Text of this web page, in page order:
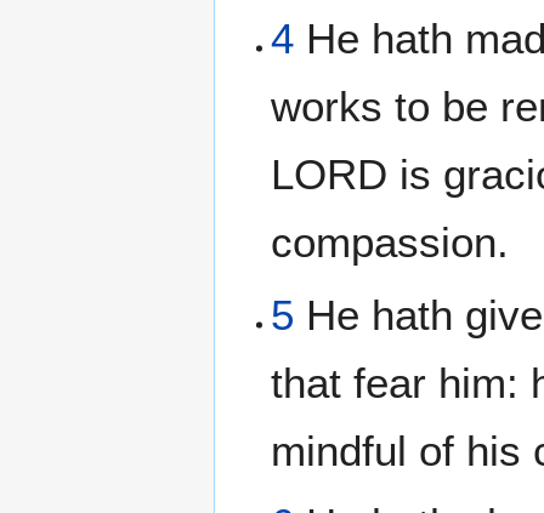
4 He hath
works to be
LORD is
compassion.
5 He hath
that fear him:
mindful of his